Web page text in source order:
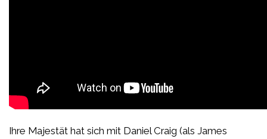
Ihre Majestät hat sich mit Daniel Craig (als James